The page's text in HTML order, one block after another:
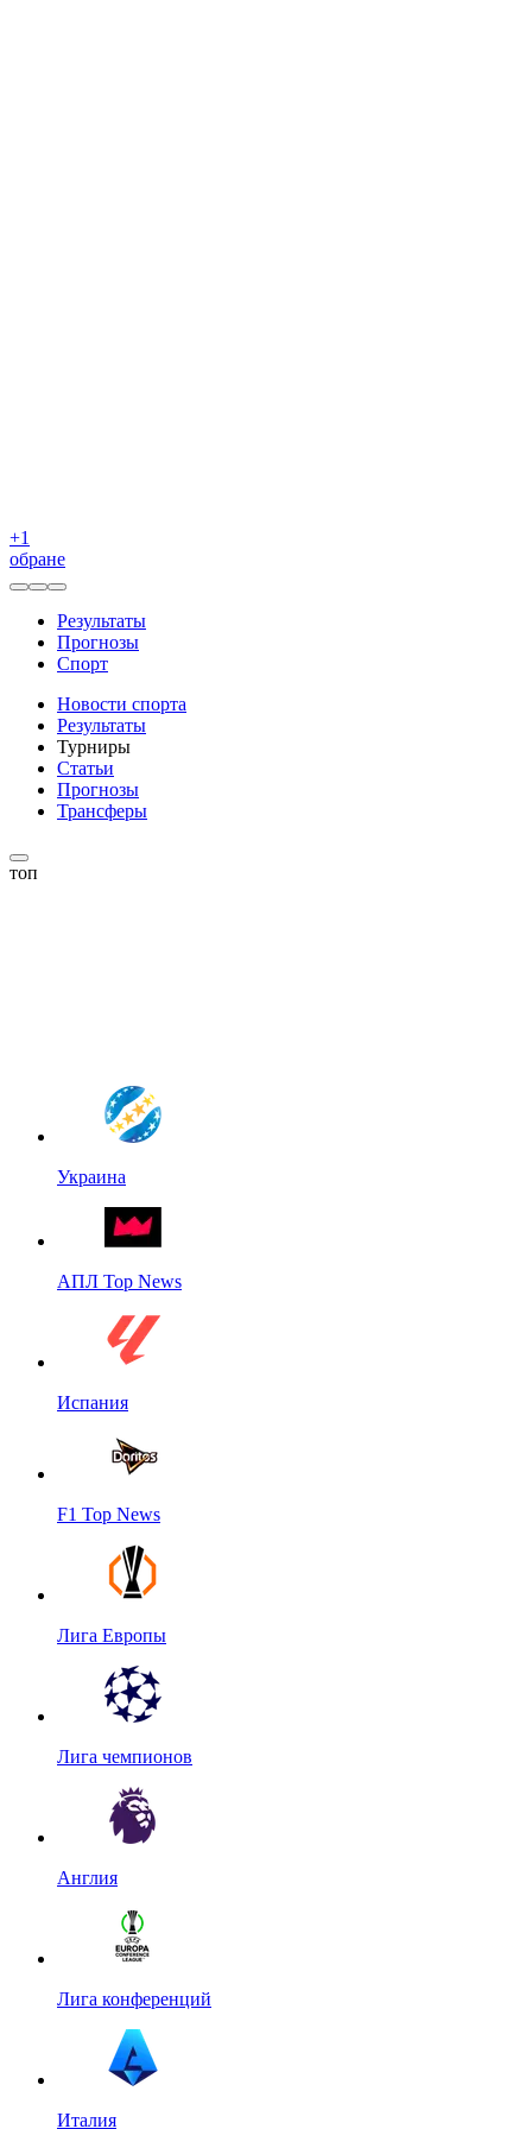
+1
обране
Результаты
Прогнозы
Спорт
Новости спорта
Результаты
Турниры
Статьи
Прогнозы
Трансферы
топ
Украина
АПЛ Top News
Испания
F1 Top News
Лига Европы
Лига чемпионов
Англия
Лига конференций
Италия